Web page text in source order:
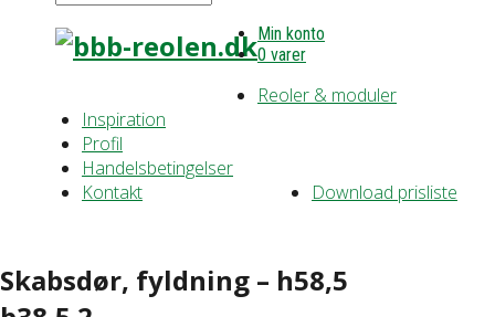
Min konto
0 varer
Reoler & moduler
Inspiration
Profil
Handelsbetingelser
Download prisliste
Kontakt
Skabsdør, fyldning – h58,5